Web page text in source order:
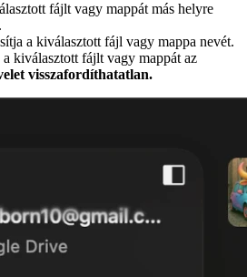
fájlt vagy mappát más helyre
a kiválasztott fájl vagy mappa nevét.
kiválasztott fájlt vagy mappát az
visszafordíthatatlan.